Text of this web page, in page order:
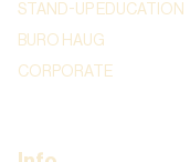
STAND-UP EDUCATION
BURO HAUG
CORPORATE